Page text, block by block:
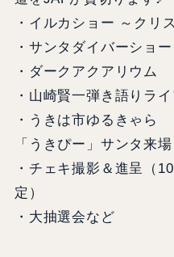
・イルカショー ～クリ
・サンタダイバーショー
・ダークアクアリウム
・山崎賢一弾き語りラ
・うきは市ゆるきゃら
「うきぴー」サンタ来場
・チェキ撮影＆進呈（
定）
・大抽選会など